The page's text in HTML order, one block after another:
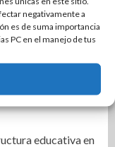
negativamente a
es de suma importancia
PC en el manejo de tus
en el 399
en colonia Lázaro
educativa en